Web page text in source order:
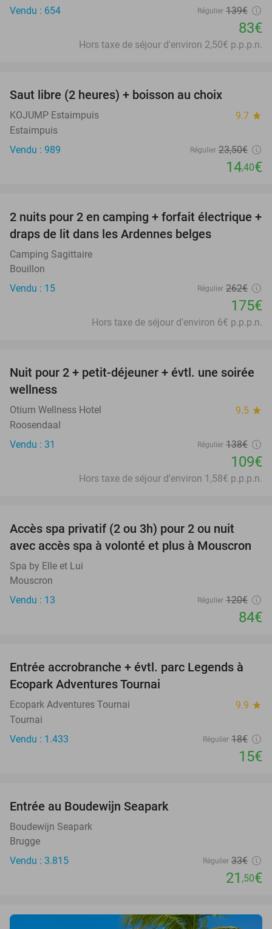
Vendu : 654
Régulier 139€
83€
Hors taxe de séjour d'environ 2,50€ p.p.p.n.
Saut libre (2 heures) + boisson au choix
KOJUMP Estaimpuis 9.7 star
Estaimpuis
Vendu : 989
Régulier 23,50€
14,40€
33%
2 nuits pour 2 en camping + forfait électrique +
draps de lit dans les Ardennes belges
Camping Sagittaire
Bouillon
Vendu : 15
Régulier 262€
175€
Hors taxe de séjour d'environ 6€ p.p.p.n.
21%
Nuit pour 2 + petit-déjeuner + évtl. une soirée
wellness
Otium Wellness Hotel 9.5 star
Roosendaal
Vendu : 31
Régulier 138€
109€
Hors taxe de séjour d'environ 1,58€ p.p.p.n.
Accès spa privatif (2 ou 3h) pour 2 ou nuit
avec accès spa à volonté et plus à Mouscron
Spa by Elle et Lui
Mouscron
Vendu : 13
Régulier 120€
84€
17%
Entrée accrobranche + évtl. parc Legends à
Ecopark Adventures Tournai
Ecopark Adventures Tournai 9.9 star
Tournai
Vendu : 1.433
Régulier 18€
15€
Entrée au Boudewijn Seapark
Boudewijn Seapark
Brugge
Vendu : 3.815
Régulier 33€
21 ,50€